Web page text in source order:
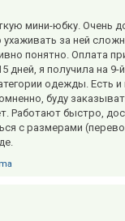
мини-юбку. Очень
за ней
понятно. Оплата
дней, я получила на
одежды. Есть
буду
Работают быстро,
с размерами